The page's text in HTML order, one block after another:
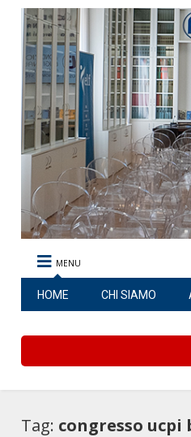
MENU
HOME CHI SIAMO
Tag: congresso ucpi